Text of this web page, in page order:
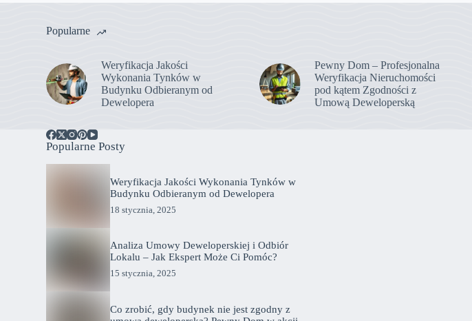
Popularne
Weryfikacja Jakości
Wykonania Tynków w
Budynku Odbieranym od
Dewelopera
Pewny Dom – Profesjonalna
Weryfikacja Nieruchomości
pod kątem Zgodności z
Umową Deweloperską
Popularne Posty
Weryfikacja Jakości Wykonania Tynków w
Budynku Odbieranym od Dewelopera
18 stycznia, 2025
Analiza Umowy Deweloperskiej i Odbiór
Lokalu – Jak Ekspert Może Ci Pomóc?
15 stycznia, 2025
Co zrobić, gdy budynek nie jest zgodny z